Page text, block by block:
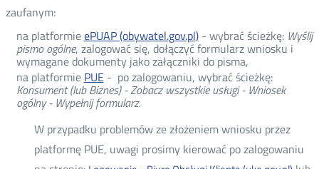
zaufanym:
na platformieePUAP (obywatel.gov.pl)- wybrać ścieżkę: Wyślij
pismo ogólne, zalogować się, dołączyć formularz wniosku i
wymagane dokumenty jako załączniki do pisma,
na platformie PUE - po zalogowaniu, wybrać ścieżkę:
Konsument (lub Biznes) - Zobacz wszystkie usługi - Wniosek
ogólny - Wypełnij formularz.
W przypadku problemów ze złożeniem wniosku przez
platformę PUE, uwagi prosimy kierować po zalogowaniu